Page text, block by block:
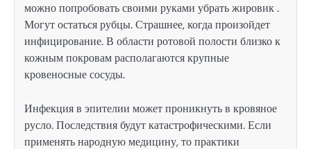
можно попробовать своими руками убрать жировик .
Могут остаться рубцы. Страшнее, когда произойдет
инфицирование. В области ротовой полости близко к
кожным покровам располагаются крупные
кровеносные сосуды.
Инфекция в эпителии может проникнуть в кровяное
русло. Последствия будут катастрофическими. Если
применять народную медицину, то практики